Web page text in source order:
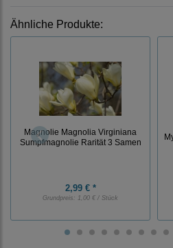
Ähnliche Produkte:
Magnolie Magnolia Virginiana
Sumpfmagnolie Rarität 3 Samen
2,99 € *
Grundpreis: 1,00 € / Stück